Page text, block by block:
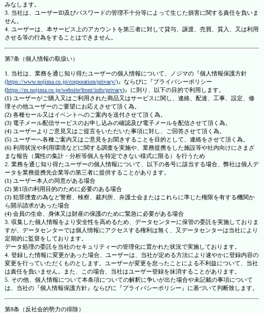
みなします。
3. 当社は、ユーザーID及びパスワードの管理不十分等によって生じた損害に関する責任を負いま
せん。
4. ユーザーは、本サービス上のアカウントを第三者に対して貸与、譲渡、売買、質入、又は利用
させる等の行為をすることはできません。
第7条（個人情報の取扱い）
1. 当社は、業務を通じ知り得たユーザーの個人情報について、ノジマの『個人情報保護方針
(https://www.nojima.co.jp/corporation/privacy/)』ならびに『プライバシーポリシー
(https://m.nojima.co.jp/website/front/info/privacy)』に則り、以下の目的で利用します。
(1) ユーザーがご購入又はご利用された商品又はサービスに関し、連絡、配達、工事、設定、修
理その他ユーザーのご要望にお応えさせて頂く為。
(2) 各種セール又はイベントへのご案内を送付させて頂く為。
(3) 電子メール配信サービスのお申し込みの確認及び電子メールを配信させて頂く為。
(4) ユーザーよりご意見又はご提言をいただいた事項に対し、ご回答させて頂く為。
(5) ユーザーへ各種ご案内又はご意見をお聞きすることを目的として、連絡をさせて頂く為。
(6) 利用状況や利用環境などに関する調査を実施や、業務提携をした施設等や社内向けにさまざ
まな報告（属性の集計・分析等個人を特定できない様式に限る）を行うため
2. 業務を通じ知り得たユーザーの個人情報について、以下の各号に該当する場合、弊社は個人デ
ータを業務提携先企業等の第三者に提供することがあります。
(1) ユーザー本人の同意がある場合
(2) 第1項の利用目的のために必要のある場合
(3) 犯罪捜査の為など警察、検察、裁判所、弁護士会またはこれらに準じた権限を有する機関か
ら開示請求があった場合
(4) 会員の生命、身体又は財産の保護のために緊急に必要がある場合
3. 収集した個人情報をより安全性を高めるため、データセンターに保管の委託を実施しておりま
すが、データセンターでは個人情報にアクセスする権利は無く、又データセンターは当社により
定期的に監督をしております。
データ処理の委託を当社のセキュリティーの管理化に置かれた状況で実施しております。
4. 登録した情報に変更があった場合、ユーザーは、当社が定める方法により速やかに登録内容の
変更を行っていただくものとします。ユーザーが変更を怠ったことによる不利益について、当社
は責任を負いません。また、この場合、当社はユーザー登録を抹消することがあります。
5. その他、個人情報について本条項についての解釈に争いが出た場合や未記載の事項について
は、当社の『個人情報保護方針』ならびに『プライバシーポリシー』に基づいて判断致します。
第8条（反社会的勢力の排除）